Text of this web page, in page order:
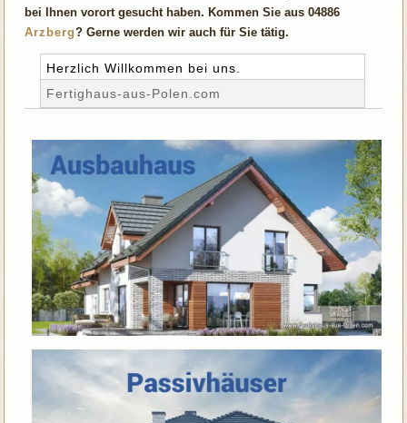
bei Ihnen vorort gesucht haben. Kommen Sie aus 04886
Arzberg? Gerne werden wir auch für Sie tätig.
Herzlich Willkommen bei uns.
Fertighaus-aus-Polen.com